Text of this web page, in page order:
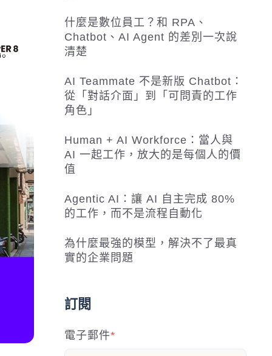
什麼是數位員工？和 RPA、
Chatbot、AI Agent 的差別一次說
清楚
AI Teammate 不是新版 Chatbot：
從「對話介面」到「可問責的工作
角色」
Human + AI Workforce：當人與
AI 一起工作，放大的是每個人的價
值
Agentic AI：讓 AI 自主完成 80%
的工作，而不是流程自動化
為什麼最強的模型，解決不了最真
實的企業問題
訂閱
電子郵件*